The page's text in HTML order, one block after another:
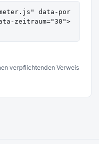
data-por
zeitraum="30">
verpflichtenden Verweis